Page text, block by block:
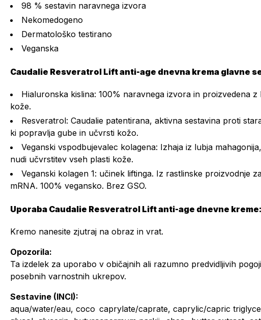
98 % sestavin naravnega izvora
Nekomedogeno
Dermatološko testirano
Veganska
Caudalie Resveratrol Lift anti-age dnevna krema glavne
Hialuronska kislina: 100% naravnega izvora in proizvedena
kože.
Resveratrol: Caudalie patentirana, aktivna sestavina proti
ki popravlja gube in učvrsti kožo.
Veganski vspodbujevalec kolagena: Izhaja iz lubja
nudi učvrstitev vseh plasti kože.
Veganski kolagen 1: učinek liftinga. Iz rastlinske proizvodnje
mRNA. 100% vegansko. Brez GSO.
Uporaba Caudalie Resveratrol Lift anti-age dnevne kreme:
Kremo nanesite zjutraj na obraz in vrat.
Opozorila:
Ta izdelek za uporabo v običajnih ali razumno predvidljivih
posebnih varnostnih ukrepov.
Sestavine (INCI):
aqua/water/eau, coco caprylate/caprate, caprylic/capric